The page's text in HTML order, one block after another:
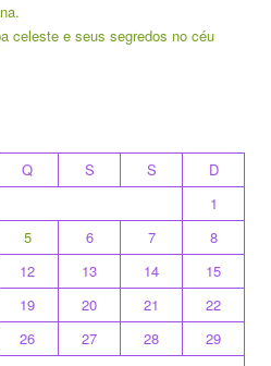
celeste e seus segredos no céu
Q S S
D
1
5 6 7
8
12 13 14
15
19 20 21
22
26 27 28
29